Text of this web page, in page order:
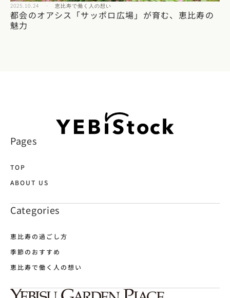
2025.10.24 · 恵比寿で働く人の想い
都会のオアシス「サッポロ広場」が育む、恵比寿の
魅力
Pages
TOP
ABOUT US
Categories
恵比寿の過ごし方
季節のおすすめ
恵比寿で働く人の想い